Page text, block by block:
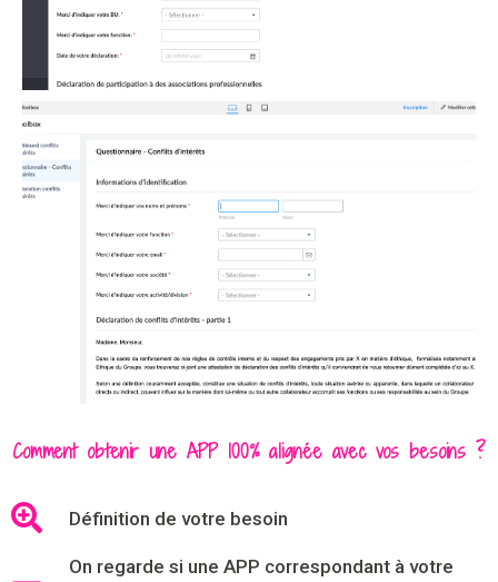
Comment obtenir une APP 100% alignée avec vos besoins ?
Définition de votre besoin
On regarde si une APP correspondant à votre